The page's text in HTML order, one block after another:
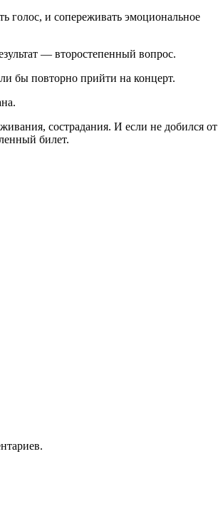
голос, и сопереживать эмоциональное
— второстепенный вопрос.
бы повторно прийти на концерт.
сострадания. И если не добился от
билет.